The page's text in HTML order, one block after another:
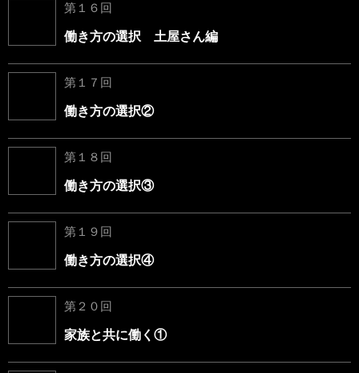
第１６回
働き方の選択 土屋さん編
第１７回
働き方の選択②
第１８回
働き方の選択③
第１９回
働き方の選択④
第２０回
家族と共に働く①